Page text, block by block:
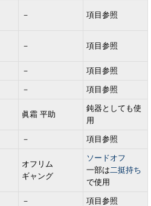
－ 項目参照
－ 項目参照
－ 項目参照
－ 項目参照
眞霜 平助
鈍器としても使
用
－ 項目参照
オフリム
ギャング
ソードオフ
一部は 二挺持ち
で使用
－ 項目参照